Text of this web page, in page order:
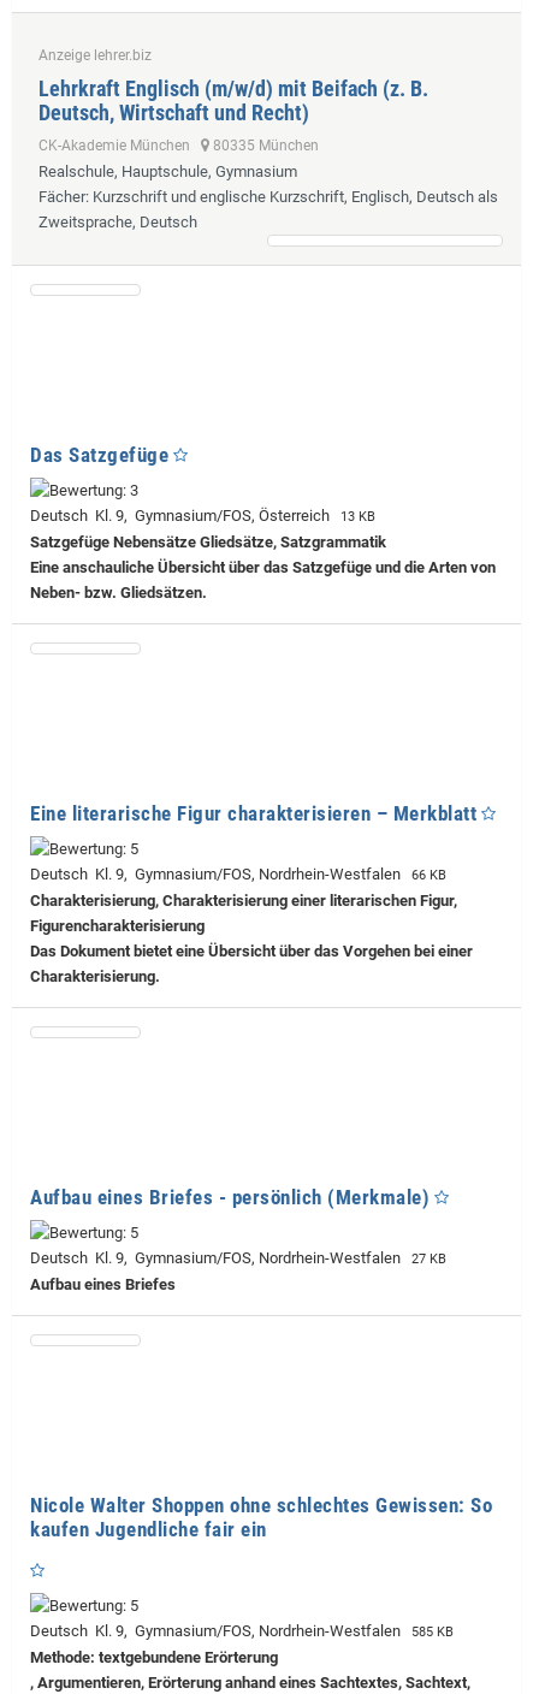
Anzeige lehrer.biz
Lehrkraft Englisch (m/w/d) mit Beifach (z. B.
Deutsch, Wirtschaft und Recht)
CK-Akademie München 80335 München
Realschule, Hauptschule, Gymnasium
Fächer: Kurzschrift und englische Kurzschrift, Englisch, Deutsch als
Zweitsprache, Deutsch
Das Satzgefüge
Deutsch Kl. 9, Gymnasium/FOS, Österreich 13 KB
Satzgefüge Nebensätze Gliedsätze, Satzgrammatik
Eine anschauliche Übersicht über das Satzgefüge und die Arten von
Neben- bzw. Gliedsätzen.
Eine literarische Figur charakterisieren – Merkblatt
Deutsch Kl. 9, Gymnasium/FOS, Nordrhein-Westfalen 66 KB
Charakterisierung, Charakterisierung einer literarischen Figur,
Figurencharakterisierung
Das Dokument bietet eine Übersicht über das Vorgehen bei einer
Charakterisierung.
Aufbau eines Briefes - persönlich (Merkmale)
Deutsch Kl. 9, Gymnasium/FOS, Nordrhein-Westfalen 27 KB
Aufbau eines Briefes
Nicole Walter Shoppen ohne schlechtes Gewissen: So
kaufen Jugendliche fair ein
Deutsch Kl. 9, Gymnasium/FOS, Nordrhein-Westfalen 585 KB
Methode: textgebundene Erörterung
, Argumentieren, Erörterung anhand eines Sachtextes, Sachtext,